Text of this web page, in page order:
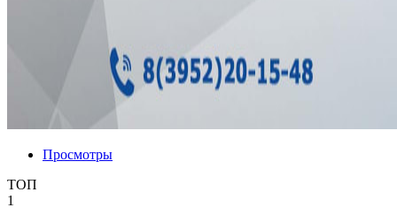
Просмотры
ТОП
1